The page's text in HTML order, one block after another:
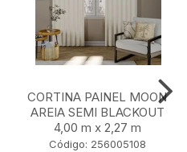
CORTINA PAINEL MOON
AREIA SEMI BLACKOUT
4,00 m x 2,27 m
Código: 256005108